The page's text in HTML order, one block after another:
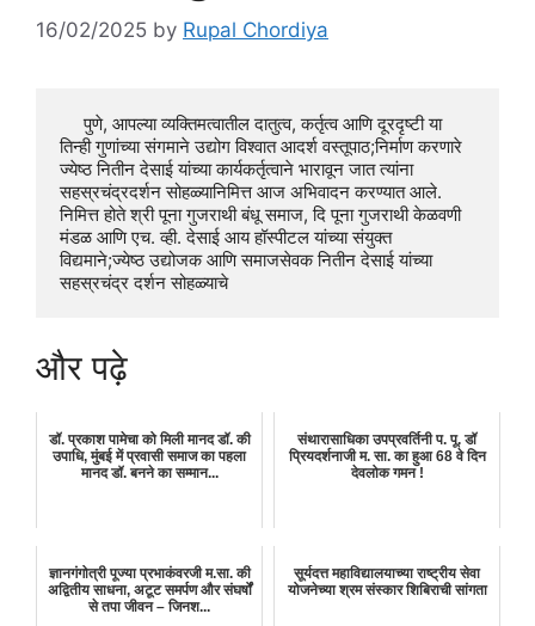
16/02/2025 by Rupal Chordiya
     पुणे, आपल्या व्यक्तिमत्वातील दातुत्व, कर्तृत्व आणि दूरदृष्टी या
तिन्ही गुणांच्या संगमाने उद्योग विश्वात आदर्श वस्तूपाठ;निर्माण करणारे
ज्येष्ठ नितीन देसाई यांच्या कार्यकर्तृत्वाने भारावून जात त्यांना
सहस्रचंद्रदर्शन सोहळ्यानिमित्त आज अभिवादन करण्यात आले.
निमित्त होते श्री पूना गुजराथी बंधू समाज, दि पूना गुजराथी केळवणी
मंडळ आणि एच. व्ही. देसाई आय हॉस्पीटल यांच्या संयुक्त
विद्यमाने;ज्येष्ठ उद्योजक आणि समाजसेवक नितीन देसाई यांच्या
सहस्रचंद्र दर्शन सोहळ्याचे
और पढ़े
डॉ. प्रकाश पामेचा को मिली मानद डॉ. की
उपाधि, मुंबई में प्रवासी समाज का पहला
मानद डॉ. बनने का सम्मान...
संथारासाधिका उपप्रवर्तिनी प. पू. डॉ
प्रियदर्शनाजी म. सा. का हुआ 68 वे दिन
देवलोक गमन !
ज्ञानगंगोत्री पूज्या प्रभाकंवरजी म.सा. की
अद्वितीय साधना, अटूट समर्पण और संघर्षों
से तपा जीवन – जिनश...
सूर्यदत्त महाविद्यालयाच्या राष्ट्रीय सेवा
योजनेच्या श्रम संस्कार शिबिराची सांगता